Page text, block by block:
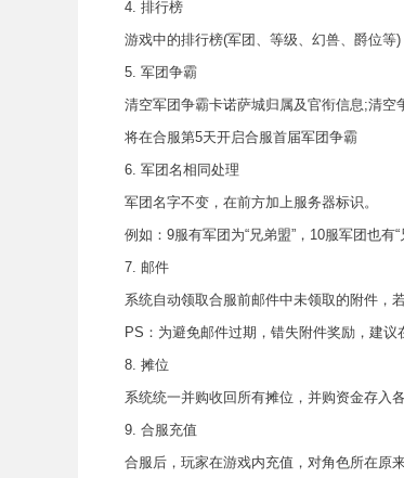
4. 排行榜
游戏中的排行榜(军团、等级、幻兽、爵位等)
5. 军团争霸
清空军团争霸卡诺萨城归属及官衔信息;清空
将在合服第5天开启合服首届军团争霸
6. 军团名相同处理
军团名字不变，在前方加上服务器标识。
例如：9服有军团为“兄弟盟”，10服军团也有“
7. 邮件
系统自动领取合服前邮件中未领取的附件，
PS：为避免邮件过期，错失附件奖励，建议
8. 摊位
系统统一并购收回所有摊位，并购资金存入
9. 合服充值
合服后，玩家在游戏内充值，对角色所在原来